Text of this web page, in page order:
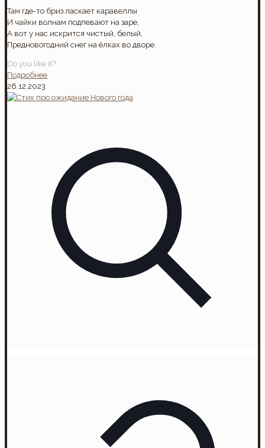
Там где-то бриз ласкает каравеллы
И чайки волнам подпевают на заре,
А вот у нас искрится чистый, белый,
Предновогодний снег на ёлках во дворе.
Do you like it?
Подробнее
26.12.2023